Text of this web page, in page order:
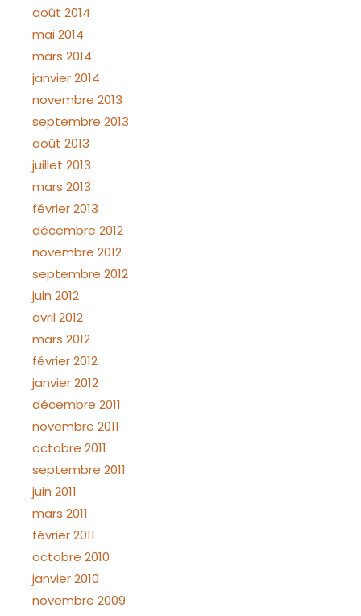
août 2014
mai 2014
mars 2014
janvier 2014
novembre 2013
septembre 2013
août 2013
juillet 2013
mars 2013
février 2013
décembre 2012
novembre 2012
septembre 2012
juin 2012
avril 2012
mars 2012
février 2012
janvier 2012
décembre 2011
novembre 2011
octobre 2011
septembre 2011
juin 2011
mars 2011
février 2011
octobre 2010
janvier 2010
novembre 2009